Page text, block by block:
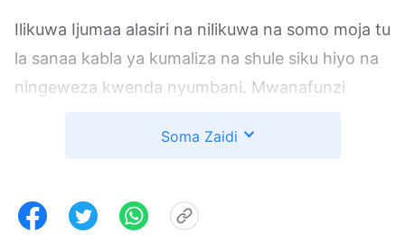
Ilikuwa Ijumaa alasiri na nilikuwa na somo moja tu
la sanaa kabla ya kumaliza na shule siku hiyo na
ningeweza kwenda nyumbani. Mwanafunzi
kuhudhuria darasa letu la mwisho na katikati ya
Nilisikia kuna mkahawa mpya wa vyakula vya
baharini ambao ni mzuri kabisa.” Kusikia hii,
Soma Zaidi